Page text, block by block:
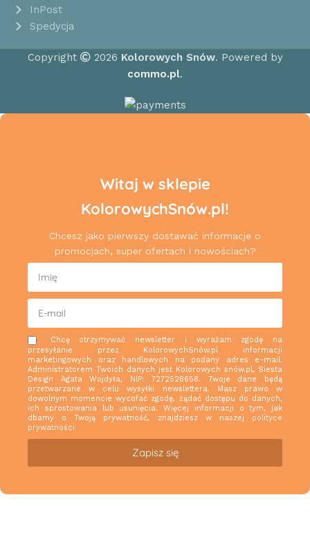
InPost
Spedycja
Copyright 2026 Kolorowych Snów. Powered by
commo.pl.
Witaj w sklepie
KolorowychSnów.pl!
Chcesz jako pierwszy dostawać informacje o
promocjach, super ofertach i nowościach?
Chcę otrzymywać newsletter i wyrażam zgodę na
przesyłanie przez KolorowychSnów.pl informacji
marketingowych oraz handlowych na podany adres e-mail.
Administratorem Twoich danych jest Kolorowych snów.pl, Siesta
Design Agata Wojdyła, NIP: 7272528658. Twoje dane będą
przetwarzane w celu wysyłki newslettera. Masz prawo w
dowolnym momencie wycofać zgodę, żądać dostępu do danych,
ich sprostowania lub usunięcia. Więcej informacji o tym, jak
dbamy o Twoją prywatność, znajdziesz w naszej polityce
prywatności
Zapisz się